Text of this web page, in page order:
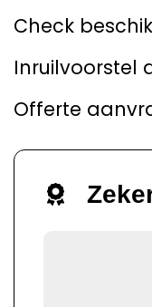
Check
Inruilvoorstel
Offerte